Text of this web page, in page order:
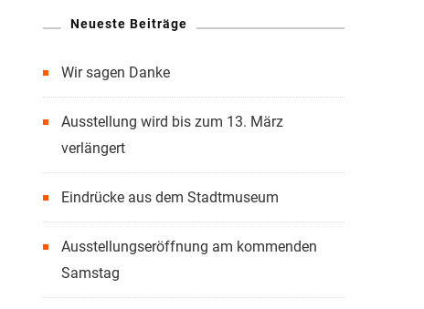
Neueste Beiträge
Wir sagen Danke
Ausstellung wird bis zum 13. März
verlängert
Eindrücke aus dem Stadtmuseum
Ausstellungseröffnung am kommenden
Samstag